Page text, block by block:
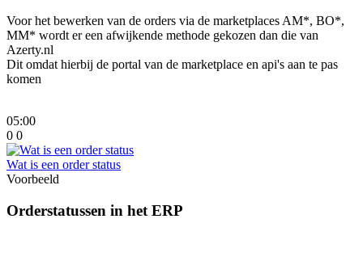
Voor het bewerken van de orders via de marketplaces AM*, BO*,
MM* wordt er een afwijkende methode gekozen dan die van
Azerty.nl
Dit omdat hierbij de portal van de marketplace en api's aan te pas
komen
05:00
0 0
Wat is een order status
Voorbeeld
Orderstatussen in het ERP